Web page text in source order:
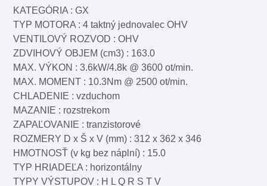
KATEGÓRIA : GX
TYP MOTORA : 4 taktný jednovalec OHV
VENTILOVÝ ROZVOD : OHV
ZDVIHOVÝ OBJEM (cm3) : 163.0
MAX. VÝKON : 3.6kW/4.8k @ 3600 ot/min.
MAX. MOMENT : 10.3Nm @ 2500 ot/min.
CHLADENIE : vzduchom
MAZANIE : rozstrekom
ZAPAĽOVANIE : tranzistorové
ROZMERY D x Š x V (mm) : 312 x 362 x 346
HMOTNOSŤ (v kg bez náplní) : 15.0
TYP HRIADEĽA : horizontálny
TYPY VÝSTUPOV : H L Q R S T V